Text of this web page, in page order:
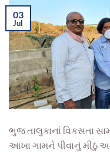
03
Jul
ભુજ તાલુકાનાં વિકસતા
આખા ગામને પીવાનું મીઠું